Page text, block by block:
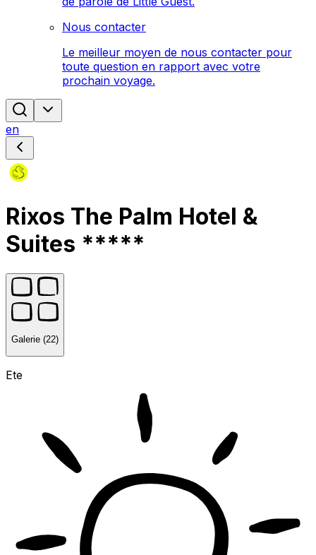
Nous contacter
Le meilleur moyen de nous contacter pour
toute question en rapport avec votre
prochain voyage.
en
Rixos The Palm Hotel &
Suites *****
Galerie (22)
Ete